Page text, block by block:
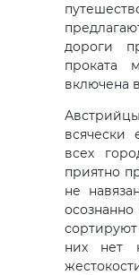
дороги
проката
включена
всячески
всех
приятно
не
них нет